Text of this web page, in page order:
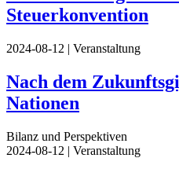
Steuerkonvention
2024-08-12 | Veranstaltung
Nach dem
Nationen
Bilanz und Perspektiven
2024-08-12 | Veranstaltung